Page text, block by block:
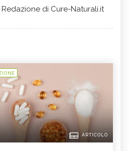
di Cure-Naturali.it
ARTICOLO